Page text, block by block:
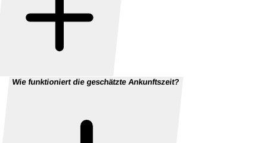
Wie funktioniert die geschätzte Ankunftszeit?